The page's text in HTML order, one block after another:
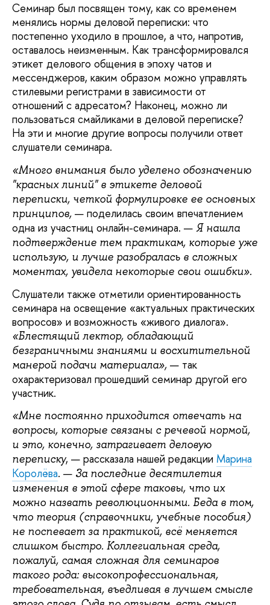
Семинар был посвящен тому, как со временем
менялись нормы деловой переписки: что
постепенно уходило в прошлое, а что, напротив,
оставалось неизменным. Как трансформировался
этикет делового общения в эпоху чатов и
мессенджеров, каким образом можно управлять
стилевыми регистрами в зависимости от
отношений с адресатом? Наконец, можно ли
пользоваться смайликами в деловой переписке?
На эти и многие другие вопросы получили ответ
слушатели семинара.
«Много внимания было уделено обозначению
"красных линий" в этикете деловой
переписки, четкой формулировке ее основных
принципов, — поделилась своим впечатлением
одна из участниц онлайн-семинара. — Я нашла
подтверждение тем практикам, которые уже
использую, и лучше разобралась в сложных
моментах, увидела некоторые свои ошибки».
Слушатели также отметили ориентированность
семинара на освещение «актуальных практических
вопросов» и возможность «живого диалога».
«Блестящий лектор, обладающий
безграничными знаниями и восхитительной
манерой подачи материала», — так
охарактеризовал прошедший семинар другой его
участник.
«Мне постоянно приходится отвечать на
вопросы, которые связаны с речевой нормой,
и это, конечно, затрагивает деловую
переписку, — рассказала нашей редакции Марина
Королёва. — За последние десятилетия
изменения в этой сфере таковы, что их
можно назвать революционными. Беда в том,
что теория (справочники, учебные пособия)
не поспевает за практикой, всё меняется
слишком быстро. Коллегиальная среда,
пожалуй, самая сложная для семинаров
такого рода: высокопрофессиональная,
требовательная, въедливая в лучшем смысле